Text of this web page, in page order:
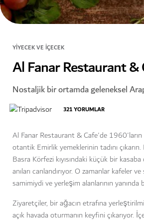
YIYECEK VE İÇECEK
Al Fanar Restaurant &
Nostaljik bir ortamda geleneksel
321YORUMLAR
Al Fanar Restaurant & Cafe'de
otantik Emirlik yemeklerinin tadını
Basra Körfezi kıyısındaki küçük bir
anıları canlandırıyor. O zamanlar kafeler
samimiydi ve yerleşim alanlarının
Ziyaretçiler, bir ağacın etrafına
açık havada oturmanın keyfini çıkarıyor.